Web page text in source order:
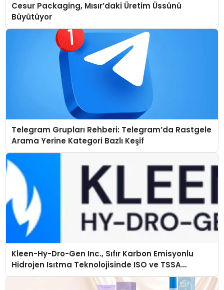
Cesur Packaging, Mısır’daki Üretim Üssünü
Büyütüyor
Telegram Grupları Rehberi: Telegram’da Rastgele
Arama Yerine Kategori Bazlı Keşif
Kleen-Hy-Dro-Gen Inc., Sıfır Karbon Emisyonlu
Hidrojen Isıtma Teknolojisinde ISO ve TSSA
Düzenleyici Onaylarını Aldı